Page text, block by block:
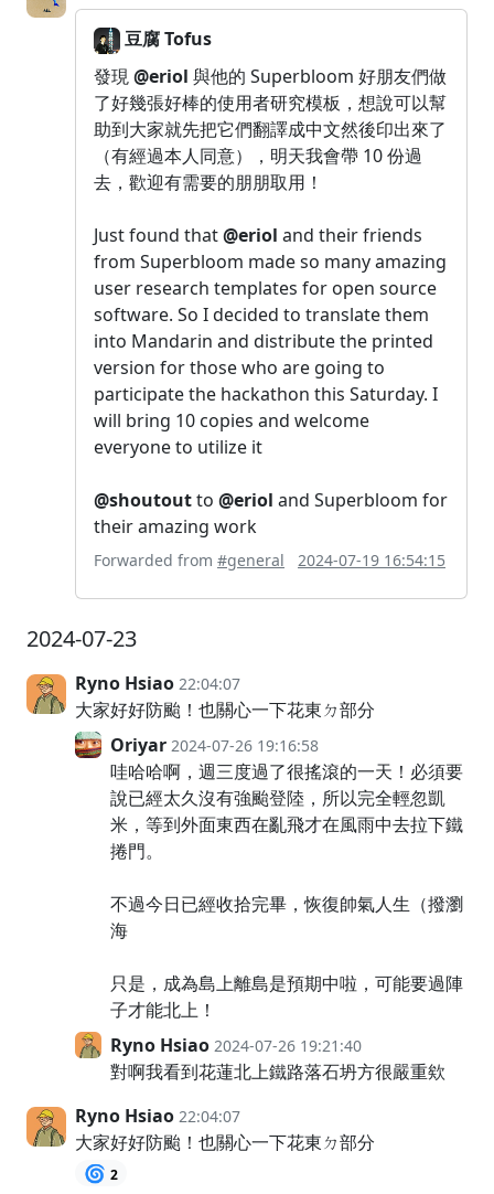
豆腐 Tofus
發現@eriol 與他的 Superbloom 好朋友們做
了好幾張好棒的使用者研究模板，想說可以幫
助到大家就先把它們翻譯成中文然後印出來了
（有經過本人同意），明天我會帶 10 份過
去，歡迎有需要的朋朋取用！
Just found that@eriol and their friends
from Superbloom made so many amazing
user research templates for open source
software. So I decided to translate them
into Mandarin and distribute the printed
version for those who are going to
participate the hackathon this Saturday. I
will bring 10 copies and welcome
everyone to utilize it
@shoutoutto @eriol and Superbloom for
their amazing work
Forwarded from #general 2024-07-19 16:54:15
2024-07-23
Ryno Hsiao 22:04:07
大家好好防颱！也關心一下花東ㄉ部分
Oriyar 2024-07-26 19:16:58
哇哈哈啊，週三度過了很搖滾的一天！必須要
說已經太久沒有強颱登陸，所以完全輕忽凱
米，等到外面東西在亂飛才在風雨中去拉下鐵
捲門。
不過今日已經收拾完畢，恢復帥氣人生（撥瀏
海
只是，成為島上離島是預期中啦，可能要過陣
子才能北上！
Ryno Hsiao 2024-07-26 19:21:40
對啊我看到花蓮北上鐵路落石坍方很嚴重欸
Ryno Hsiao 22:04:07
大家好好防颱！也關心一下花東ㄉ部分
🌀 2